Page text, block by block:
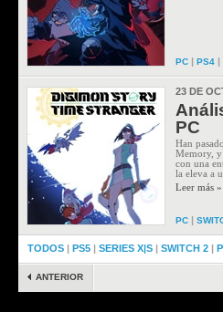
PC | PS4 |
23 DE
PC
Han
Memory, y
con una
la eleva a
Leer más »
PC |
TODOS | PS5 | SERIES X|S | SWITCH 2 |
ANTERIOR